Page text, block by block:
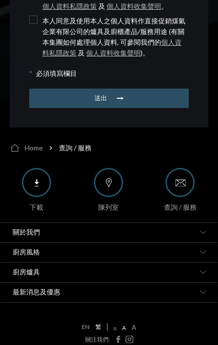
個人資料私隱政策 及 個人資料收集聲明。
本人同意及使用本人之個人資料作直接促銷煤氣
企業有限公司的爐具及廚櫃產品/服務用途 (有關
本集團如何處理個人資料, 可參閱我們的個人資
料私隱政策 及 個人資料收集聲明)。
* 必須填寫欄目
送出
Home 查詢 / 服務
下載 陳列室 查詢 / 服務
關於我們
廚房風格
廚房爐具
最新消息及優惠
EN 繁 A A A
關注我們: